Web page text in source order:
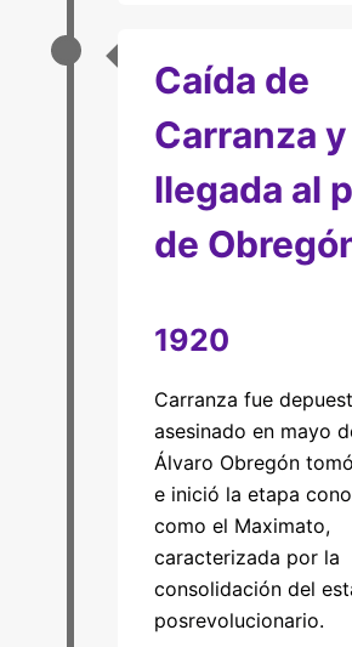
Caída de
Carranza y
llegada al
de
1920
Carranza fue
asesinado en mayo
Álvaro Obregón
e inició la etapa
como el Maximato,
caracterizada por la
consolidación del
posrevolucionario.